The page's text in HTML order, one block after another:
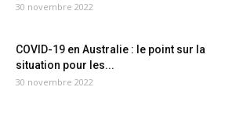
30 novembre 2022
COVID-19 en Australie : le point sur la
situation pour les...
30 novembre 2022